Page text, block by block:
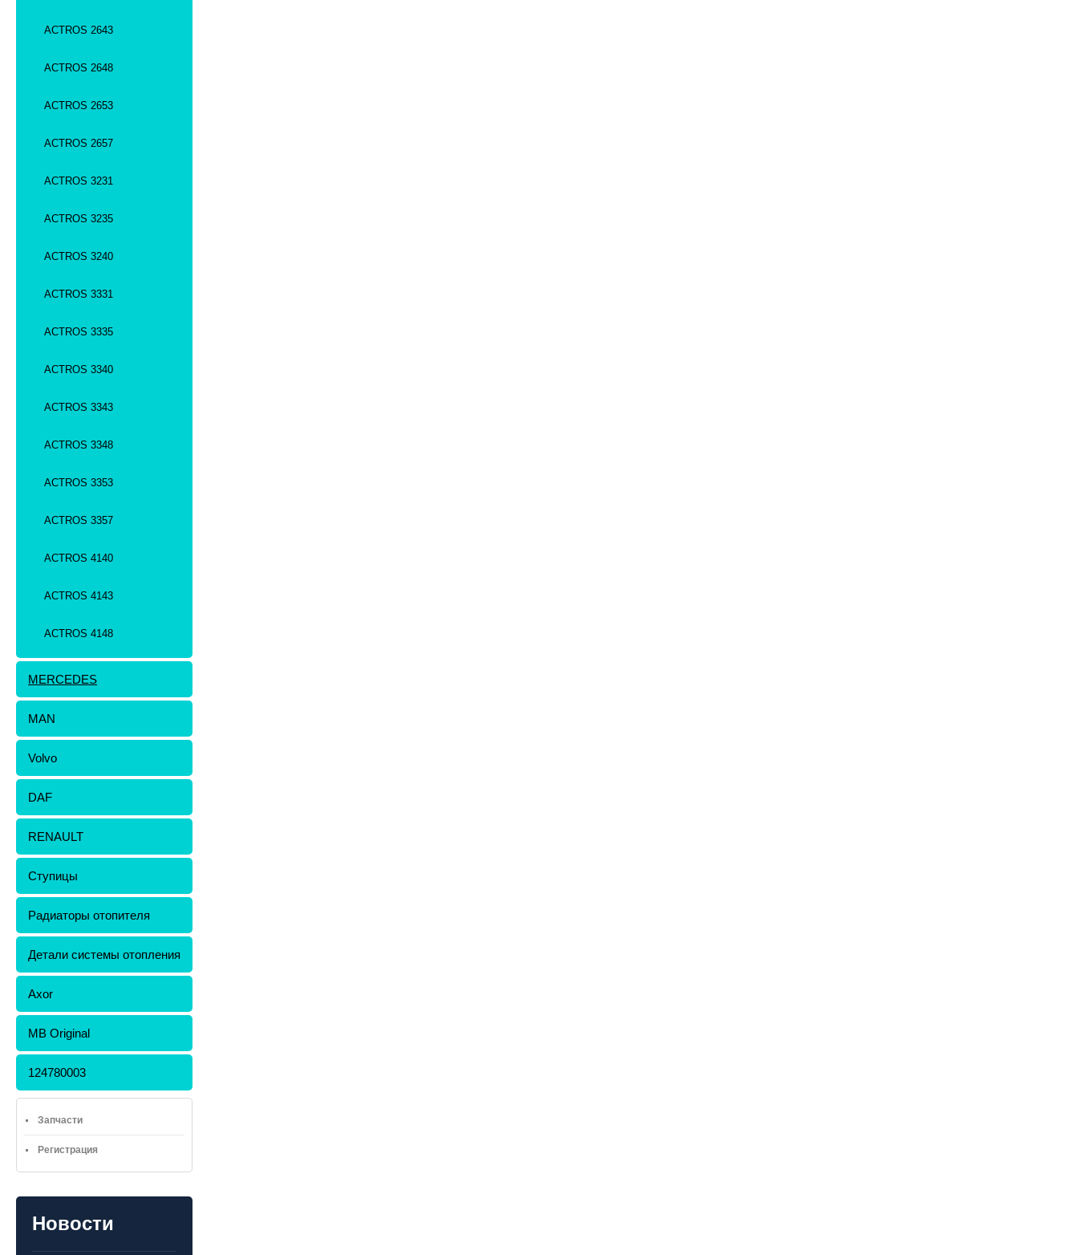
ACTROS 2643
ACTROS 2648
ACTROS 2653
ACTROS 2657
ACTROS 3231
ACTROS 3235
ACTROS 3240
ACTROS 3331
ACTROS 3335
ACTROS 3340
ACTROS 3343
ACTROS 3348
ACTROS 3353
ACTROS 3357
ACTROS 4140
ACTROS 4143
ACTROS 4148
MERCEDES
MAN
Volvo
DAF
RENAULT
Ступицы
Радиаторы отопителя
Детали системы отопления
Axor
MB Original
124780003
Запчасти
Регистрация
Новости